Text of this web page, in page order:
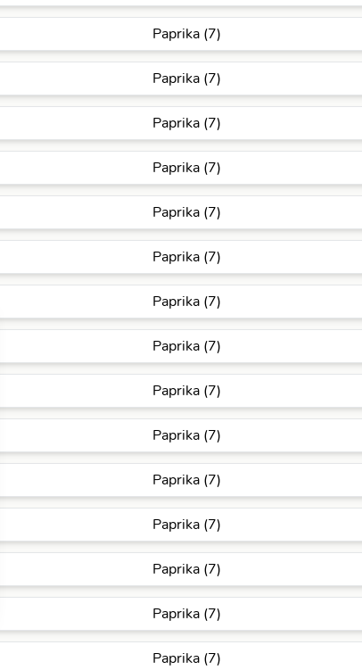
Paprika (7)
Paprika (7)
Paprika (7)
Paprika (7)
Paprika (7)
Paprika (7)
Paprika (7)
Paprika (7)
Paprika (7)
Paprika (7)
Paprika (7)
Paprika (7)
Paprika (7)
Paprika (7)
Paprika (7)